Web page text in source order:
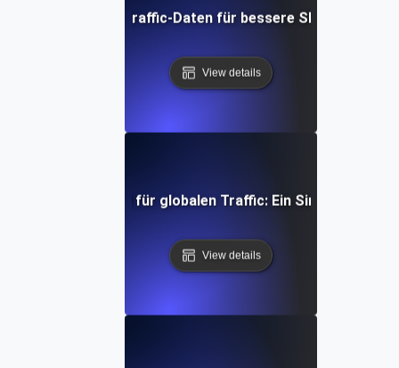
Nutzung globaler Traffic-Daten für bessere
View details
Ihres API für globalen Traffic: Ein Simulations-
View details